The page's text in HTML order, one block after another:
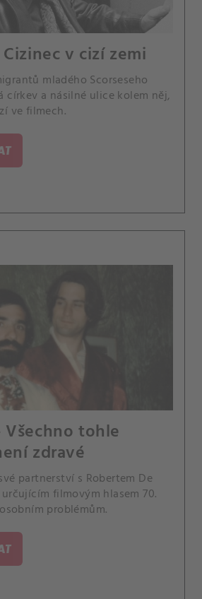
v cizí zemi
mladého Scorseseho
církev a násilné ulice kolem něj,
ve filmech.
Všechno tohle
zdravé
partnerství s Robertem De
filmovým hlasem 70.
problémům.